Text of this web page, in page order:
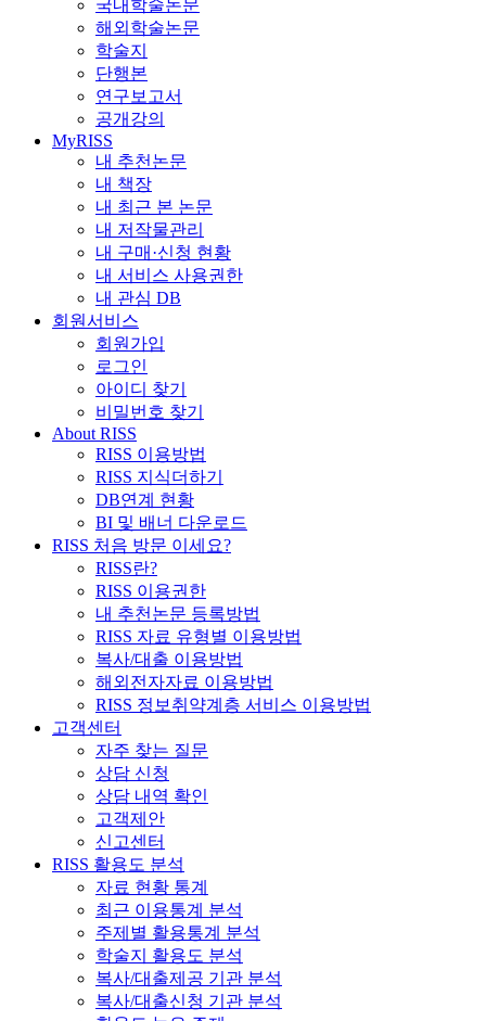
국내학술논문
해외학술논문
학술지
단행본
연구보고서
공개강의
MyRISS
내 추천논문
내 책장
내 최근 본 논문
내 저작물관리
내 구매·신청 현황
내 서비스 사용권한
내 관심 DB
회원서비스
회원가입
로그인
아이디 찾기
비밀번호 찾기
About RISS
RISS 이용방법
RISS 지식더하기
DB연계 현황
BI 및 배너 다운로드
RISS 처음 방문 이세요?
RISS란?
RISS 이용권한
내 추천논문 등록방법
RISS 자료 유형별 이용방법
복사/대출 이용방법
해외전자자료 이용방법
RISS 정보취약계층 서비스 이용방법
고객센터
자주 찾는 질문
상담 신청
상담 내역 확인
고객제안
신고센터
RISS 활용도 분석
자료 현황 통계
최근 이용통계 분석
주제별 활용통계 분석
학술지 활용도 분석
복사/대출제공 기관 분석
복사/대출신청 기관 분석